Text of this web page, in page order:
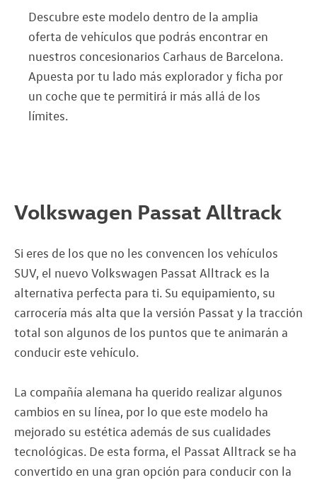
Descubre este modelo dentro de la amplia
oferta de vehículos que podrás encontrar en
nuestros concesionarios Carhaus de Barcelona.
Apuesta por tu lado más explorador y ficha por
un coche que te permitirá ir más allá de los
límites.
Volkswagen Passat Alltrack
Si eres de los que no les convencen los vehículos
SUV, el nuevo Volkswagen Passat Alltrack es la
alternativa perfecta para ti. Su equipamiento, su
carrocería más alta que la versión Passat y la tracción
total son algunos de los puntos que te animarán a
conducir este vehículo.
La compañía alemana ha querido realizar algunos
cambios en su línea, por lo que este modelo ha
mejorado su estética además de sus cualidades
tecnológicas. De esta forma, el Passat Alltrack se ha
convertido en una gran opción para conducir con la